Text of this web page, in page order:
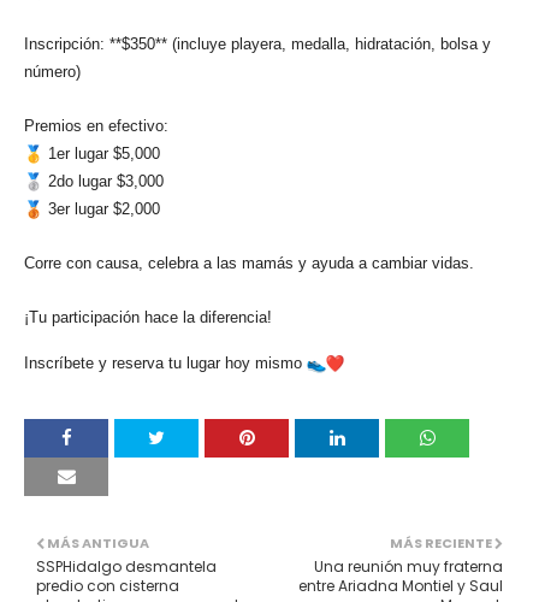
Inscripción: **$350** (incluye playera, medalla, hidratación, bolsa y
número)
Premios en efectivo:
1er lugar $5,000
2do lugar $3,000
3er lugar $2,000
Corre con causa, celebra a las mamás y ayuda a cambiar vidas.
¡Tu participación hace la diferencia!
Inscríbete y reserva tu lugar hoy mismo
MÁS RECIENTE
Una reunión muy fraterna
entre Ariadna Montiel y Saul
MÁS ANTIGUA
SSPHidalgo desmantela
predio con cisterna